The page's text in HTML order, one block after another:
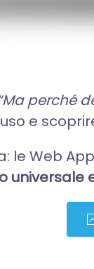
perché
e
le Web
universale